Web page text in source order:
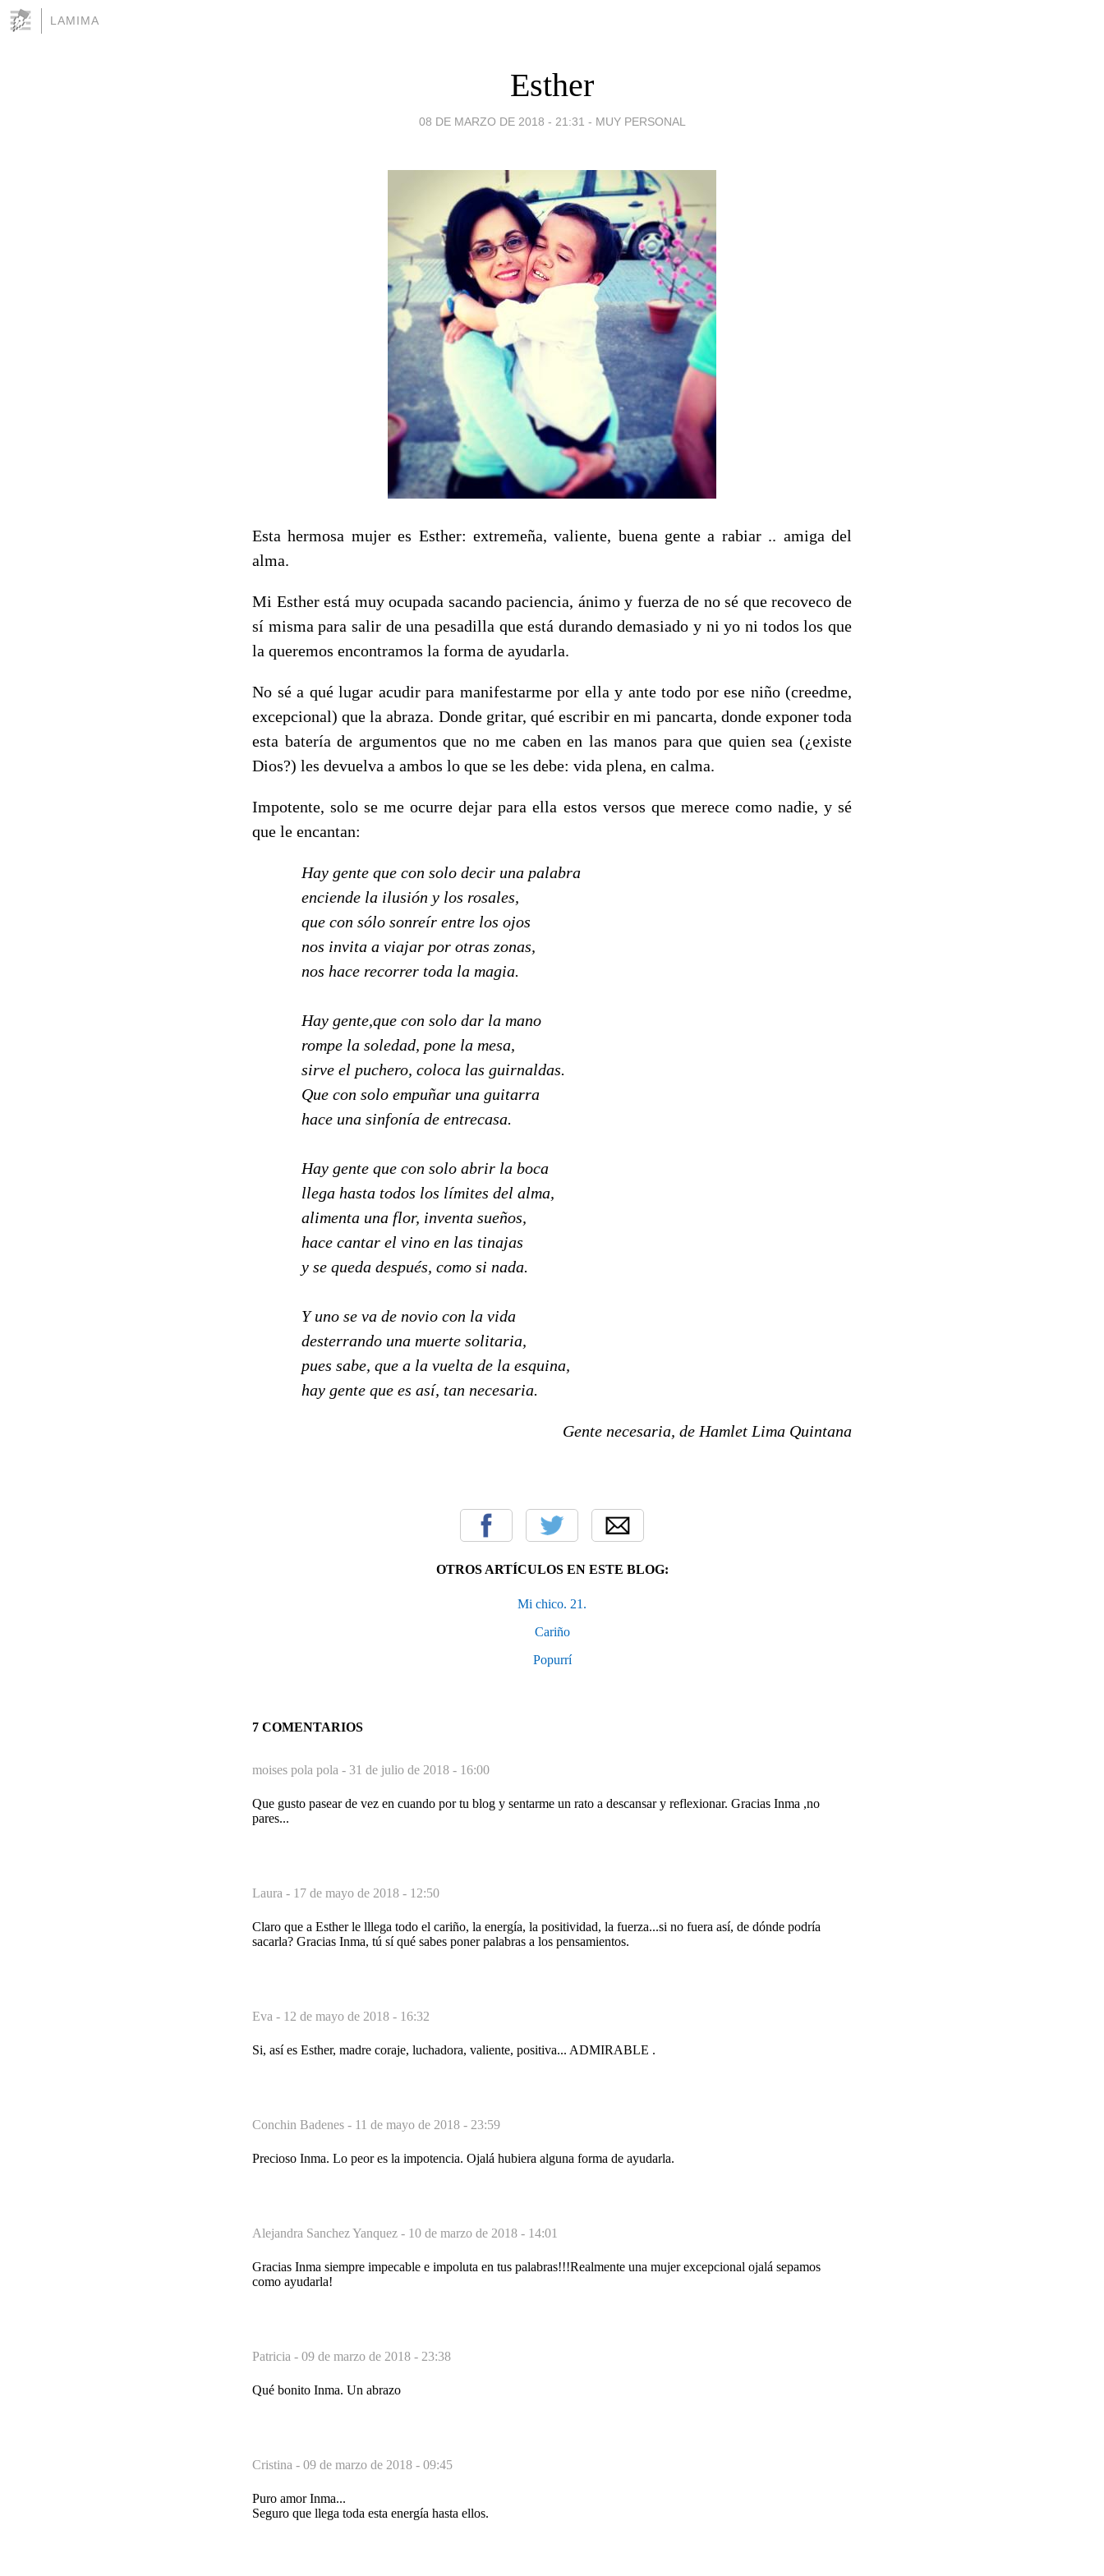
LAMIMA
Esther
08 DE MARZO DE 2018 - 21:31 - MUY PERSONAL
Esta hermosa mujer es Esther: extremeña, valiente, buena gente a rabiar .. amiga del
alma.
Mi Esther está muy ocupada sacando paciencia, ánimo y fuerza de no sé que recoveco de
sí misma para salir de una pesadilla que está durando demasiado y ni yo ni todos los que
la queremos encontramos la forma de ayudarla.
No sé a qué lugar acudir para manifestarme por ella y ante todo por ese niño (creedme,
excepcional) que la abraza. Donde gritar, qué escribir en mi pancarta, donde exponer toda
esta batería de argumentos que no me caben en las manos para que quien sea (¿existe
Dios?) les devuelva a ambos lo que se les debe: vida plena, en calma.
Impotente, solo se me ocurre dejar para ella estos versos que merece como nadie, y sé
que le encantan:
Hay gente que con solo decir una palabra
enciende la ilusión y los rosales,
que con sólo sonreír entre los ojos
nos invita a viajar por otras zonas,
nos hace recorrer toda la magia.
Hay gente,que con solo dar la mano
rompe la soledad, pone la mesa,
sirve el puchero, coloca las guirnaldas.
Que con solo empuñar una guitarra
hace una sinfonía de entrecasa.
Hay gente que con solo abrir la boca
llega hasta todos los límites del alma,
alimenta una flor, inventa sueños,
hace cantar el vino en las tinajas
y se queda después, como si nada.
Y uno se va de novio con la vida
desterrando una muerte solitaria,
pues sabe, que a la vuelta de la esquina,
hay gente que es así, tan necesaria.
Gente necesaria, de Hamlet Lima Quintana
OTROS ARTÍCULOS EN ESTE BLOG:
Mi chico. 21.
Cariño
Popurrí
7 COMENTARIOS
moises pola pola - 31 de julio de 2018 - 16:00
Que gusto pasear de vez en cuando por tu blog y sentarme un rato a descansar y reflexionar. Gracias Inma ,no
pares...
Laura - 17 de mayo de 2018 - 12:50
Claro que a Esther le lllega todo el cariño, la energía, la positividad, la fuerza...si no fuera así, de dónde podría
sacarla? Gracias Inma, tú sí qué sabes poner palabras a los pensamientos.
Eva - 12 de mayo de 2018 - 16:32
Si, así es Esther, madre coraje, luchadora, valiente, positiva... ADMIRABLE .
Conchin Badenes - 11 de mayo de 2018 - 23:59
Precioso Inma. Lo peor es la impotencia. Ojalá hubiera alguna forma de ayudarla.
Alejandra Sanchez Yanquez - 10 de marzo de 2018 - 14:01
Gracias Inma siempre impecable e impoluta en tus palabras!!!Realmente una mujer excepcional ojalá sepamos
como ayudarla!
Patricia - 09 de marzo de 2018 - 23:38
Qué bonito Inma. Un abrazo
Cristina - 09 de marzo de 2018 - 09:45
Puro amor Inma...
Seguro que llega toda esta energía hasta ellos.